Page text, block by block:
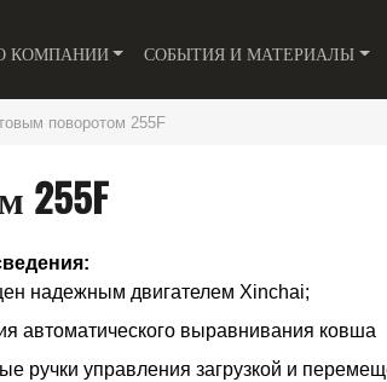
КОМПАНИИ СОБЫТИЯ И МАТЕРИАЛЫ
поворотом 255F
255F
надежным двигателем Xinchai;
автоматического выравнивания ковша
ручки управления загрузкой и